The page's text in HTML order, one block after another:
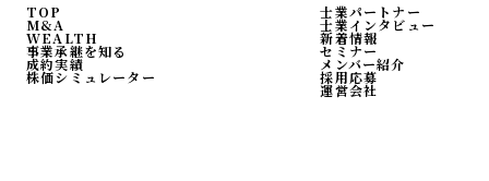
TOP
M&A
WEALTH
事業承継を知る
成約実績
株価シミュレーター
士業パートナー
士業インタビュー
新着情報
セミナー
メンバー紹介
採用応募
運営会社